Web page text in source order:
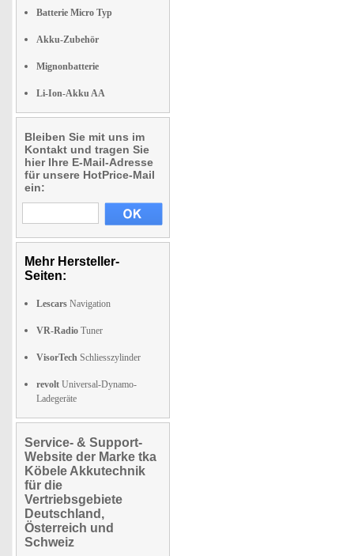
Batterie Micro Typ
Akku-Zubehör
Mignonbatterie
Li-Ion-Akku AA
Bleiben Sie mit uns im
Kontakt und tragen Sie
hier Ihre E-Mail-Adresse
für unsere HotPrice-Mail
ein:
Mehr Hersteller-
Seiten:
Lescars Navigation
VR-Radio Tuner
VisorTech Schliesszylinder
revolt Universal-Dynamo-
Ladegeräte
Service- & Support-
Website der Marke tka
Köbele Akkutechnik
für die
Vertriebsgebiete
Deutschland,
Österreich und
Schweiz